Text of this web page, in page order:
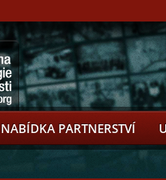
NABÍDKA PARTNERSTVÍ